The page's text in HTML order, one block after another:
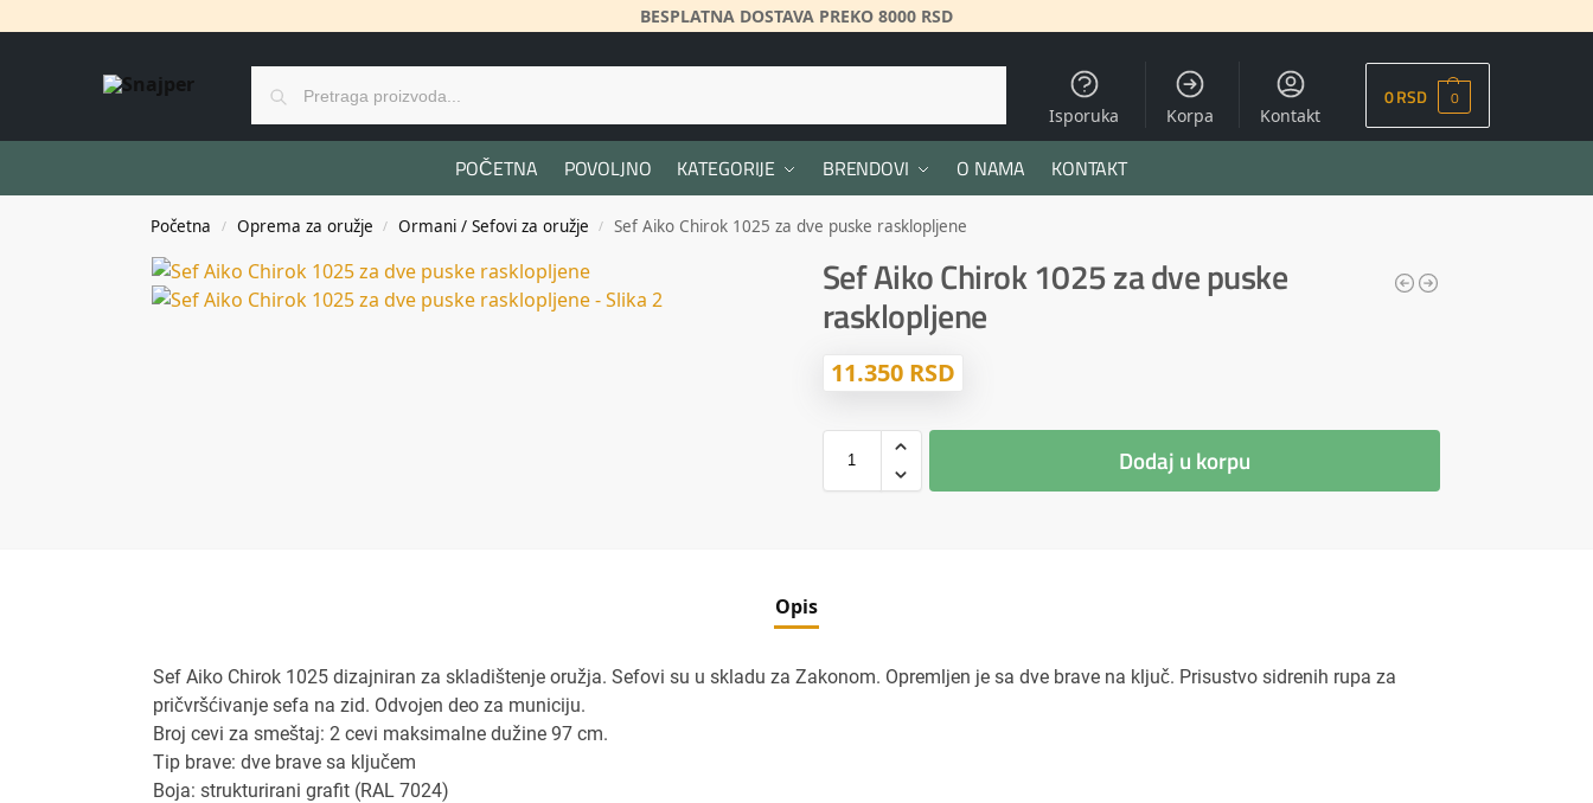
BESPLATNA DOSTAVA PREKO 8000 RSD
Isporuka Korpa Kontakt
0RSD 0
POČETNA POVOLJNO KATEGORIJE BRENDOVI O NAMA KONTAKT
Početna / Oprema za oružje / Ormani / Sefovi za oružje / Sef Aiko Chirok 1025 za dve puske rasklopljene
Sef Aiko Chirok 1025 za dve puske
rasklopljene
11.350 RSD
Dodaj u korpu
Opis
Sef Aiko Chirok 1025 dizajniran za skladištenje oružja. Sefovi su u skladu za Zakonom. Opremljen je sa dve brave na ključ. Prisustvo sidrenih rupa za
pričvršćivanje sefa na zid. Odvojen deo za municiju.
Broj cevi za smeštaj: 2 cevi maksimalne dužine 97 cm.
Tip brave: dve brave sa ključem
Boja: strukturirani grafit (RAL 7024)